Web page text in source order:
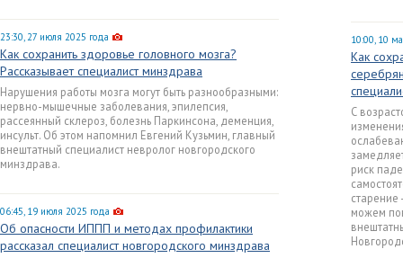
23:30, 27 июля 2025 года
Как сохранить здоровье головного мозга?
Рассказывает специалист минздрава
Нарушения работы мозга могут быть разнообразными:
нервно-мышечные заболевания, эпилепсия,
рассеянный склероз, болезнь Паркинсона, деменция,
инсульт. Об этом напомнил Евгений Кузьмин, главный
внештатный специалист невролог новгородского
минздрава.
06:45, 19 июля 2025 года
Об опасности ИППП и методах профилактики
рассказал специалист новгородского минздрава
10:00, 10
Как
С
риск
старение
можем